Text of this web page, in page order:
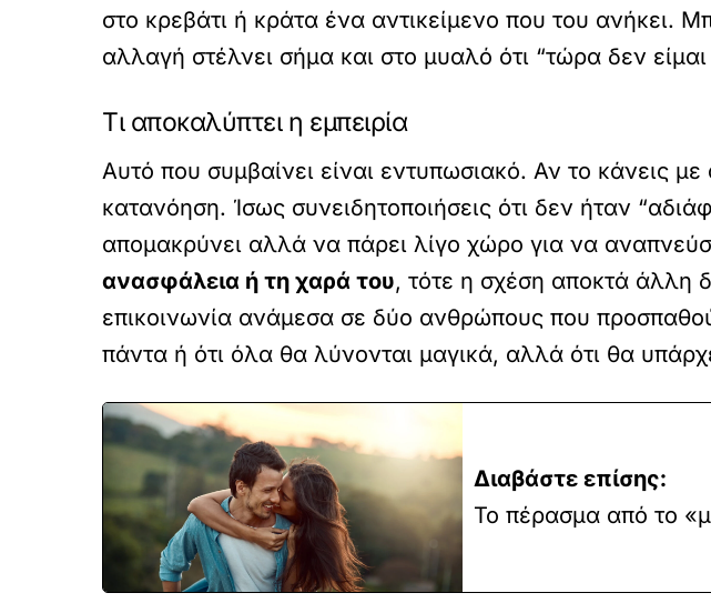
στο κρεβάτι ή κράτα ένα αντικείμενο που του ανήκει.
αλλαγή στέλνει σήμα και στο μυαλό ότι “τώρα δεν
Τι αποκαλύπτει η εμπειρία
Αυτό που συμβαίνει είναι εντυπωσιακό. Αν το κάνεις
κατανόηση. Ίσως συνειδητοποιήσεις ότι δεν ήταν
απομακρύνει αλλά να πάρει λίγο χώρο για να
ανασφάλεια ή τη χαρά του, τότε η σχέση αποκτά άλλη
επικοινωνία ανάμεσα σε δύο ανθρώπους που
πάντα ή ότι όλα θα λύνονται μαγικά, αλλά ότι θα
Διαβάστε επίσης:
Το πέρασμα από το